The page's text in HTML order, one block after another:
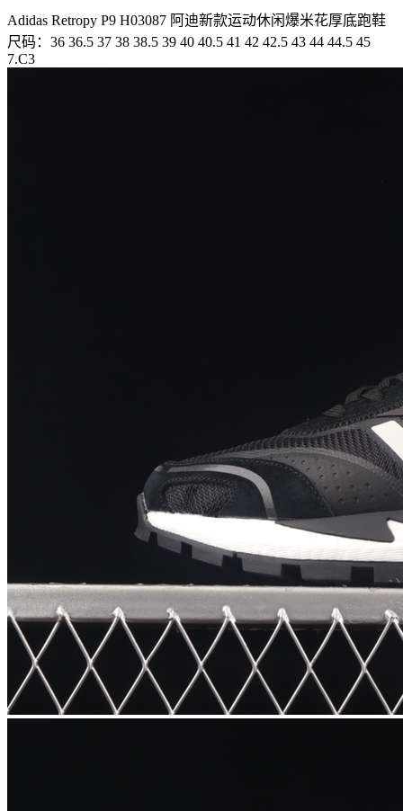
Adidas Retropy P9 H03087 阿迪新款运动休闲爆米花厚底跑鞋
尺码：36 36.5 37 38 38.5 39 40 40.5 41 42 42.5 43 44 44.5 45
7.C3